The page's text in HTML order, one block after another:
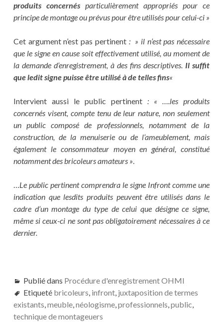
produits concernés particulièrement appropriés pour ce
principe de montage ou prévus pour être utilisés pour celui-ci »
Cet argument n’est pas pertinent : » il n’est pas nécessaire
que le signe en cause soit effectivement utilisé, au moment de
la demande d’enregistrement, à des fins descriptives. Il suffit
que ledit signe puisse être utilisé à de telles fins«
Intervient aussi le public pertinent: « ….les produits
concernés visent, compte tenu de leur nature, non seulement
un public composé de professionnels, notamment de la
construction, de la menuiserie ou de l’ameublement, mais
également le consommateur moyen en général, constitué
notamment des bricoleurs amateurs ».
…Le public pertinent comprendra le signe Infront comme une
indication que lesdits produits peuvent être utilisés dans le
cadre d’un montage du type de celui que désigne ce signe,
même si ceux-ci ne sont pas obligatoirement nécessaires à ce
dernier.
Publié dans Procédure d'enregistrement OHMI
Etiqueté bricoleurs, infront, juxtaposition de termes
existants,meuble,néologisme,professionnels,public,
technique de montageuers